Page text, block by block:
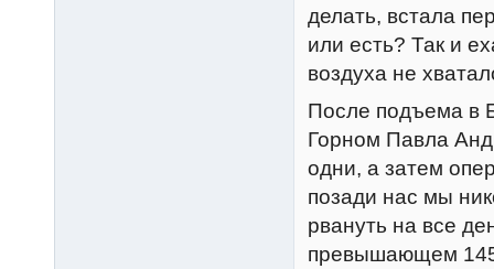
делать, встала
или есть? Так и
воздуха не
После подъема в
Горном Павла
одни, а затем
позади нас мы
рвануть на все
превышающем